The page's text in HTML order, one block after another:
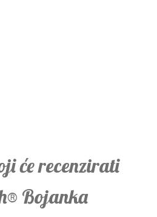
će recenzirati
Bojanka